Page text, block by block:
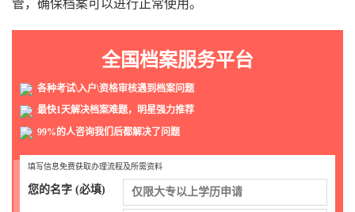
管，确保档案可以进行正常使用。
全国档案服务平台
各种考试\入户\资格审核遇到档案问题
最快1天解决档案难题，明星强力推荐
99%的人咨询我们后都解决了问题
填写信息免费获取办理流程及所需资料
您的名字 (必填)